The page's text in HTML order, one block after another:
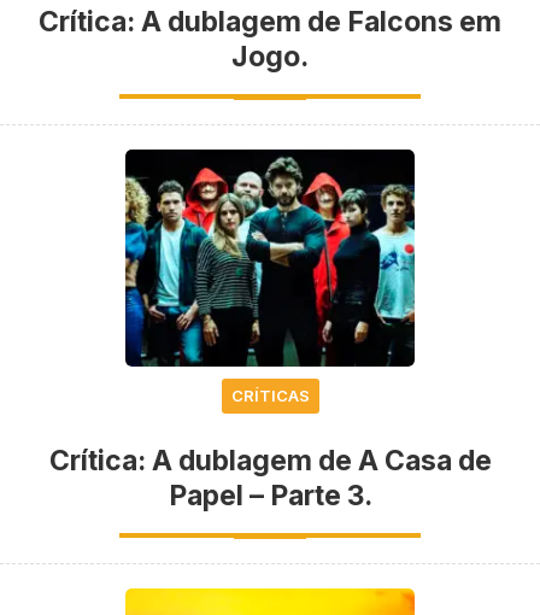
Crítica: A dublagem de Falcons em
Jogo.
CRÍTICAS
Crítica: A dublagem de A Casa de
Papel – Parte 3.